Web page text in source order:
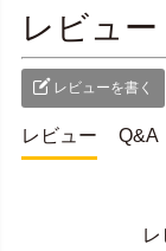
レビュー
レビューを書く
レビュー Q&A
レ